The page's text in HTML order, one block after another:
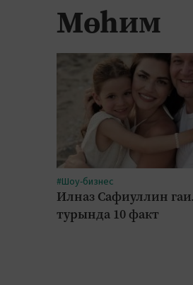
Мөһим
#Шоу-бизнес
Илназ Сафиуллин
турында 10 факт